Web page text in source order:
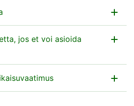
jos et voi asioida
paperilomakkeella, liitä
liitelomakkeet, jotka on